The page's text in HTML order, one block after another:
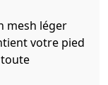
mesh léger
votre pied